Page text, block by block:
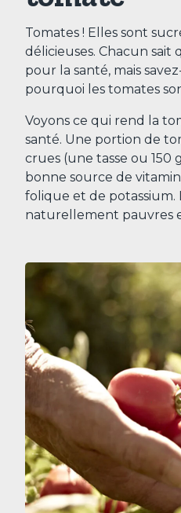
Tomates ! Elles sont
délicieuses. Chacun sait
pour la santé, mais
pourquoi les tomates
Voyons ce qui rend la
santé. Une portion de
crues (une tasse ou 150
bonne source de
folique et de potassium.
naturellement pauvres